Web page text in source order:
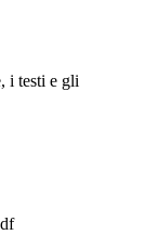
i testi e gli